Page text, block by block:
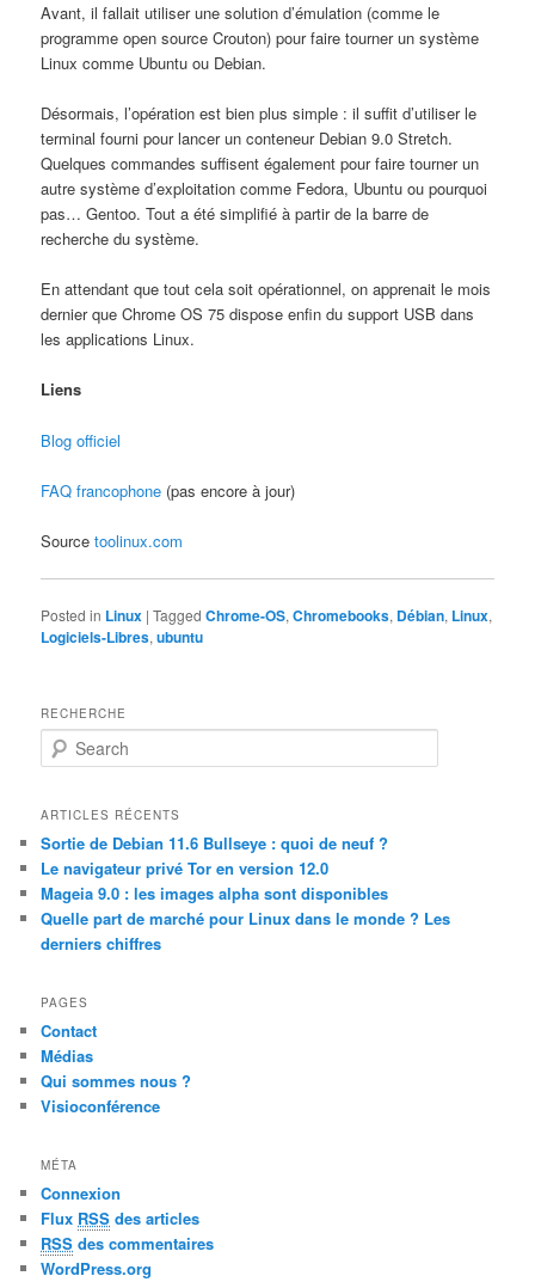
Avant, il fallait utiliser une solution d’émulation (comme le
programme open source Crouton) pour faire tourner un système
Linux comme Ubuntu ou Debian.
Désormais, l’opération est bien plus simple : il suffit d’utiliser le
terminal fourni pour lancer un conteneur Debian 9.0 Stretch.
Quelques commandes suffisent également pour faire tourner un
autre système d’exploitation comme Fedora, Ubuntu ou pourquoi
pas… Gentoo. Tout a été simplifié à partir de la barre de
recherche du système.
En attendant que tout cela soit opérationnel, on apprenait le mois
dernier que Chrome OS 75 dispose enfin du support USB dans
les applications Linux.
Liens
Blog officiel
FAQ francophone (pas encore à jour)
Sourcetoolinux.com
Posted in Linux |Tagged Chrome-OS,Chromebooks, Débian, Linux,
Logiciels-Libres,ubuntu
RECHERCHE
e
r
h
ARTICLES RÉCENTS
Sortie de Debian 11.6 Bullseye : quoi de neuf ?
Le navigateur privé Tor en version 12.0
Mageia 9.0 : les images alpha sont disponibles
Quelle part de marché pour Linux dans le monde ? Les
derniers chiffres
PAGES
Contact
Médias
Qui sommes nous ?
Visioconférence
MÉTA
Connexion
Flux RSS des articles
RSS des commentaires
WordPress.org